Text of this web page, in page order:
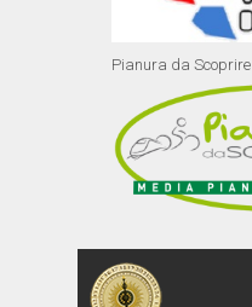
Pianura da Scoprire